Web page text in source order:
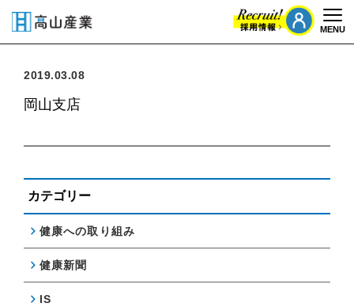
MENU
2019.03.08
岡山支店
カテゴリー
健康への取り組み
健康新聞
IS